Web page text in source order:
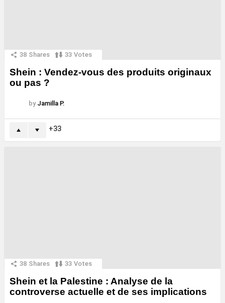
38 Shares 33 Votes
Shein : Vendez-vous des produits originaux
ou pas ?
by Jamilla P.
33
38 Shares 33 Votes
Shein et la Palestine : Analyse de la
controverse actuelle et de ses implications